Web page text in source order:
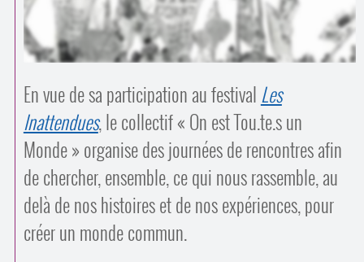
En vue de sa participation au festival Les
Inattendues, le collectif « On est Tou.te.s un
Monde » organise des journées de rencontres afin
de chercher, ensemble, ce qui nous rassemble, au
delà de nos histoires et de nos expériences, pour
créer un monde commun.